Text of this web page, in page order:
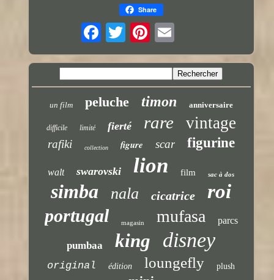
Share
un film peluche timon anniversaire
difficile limité fierté rare vintage
rafiki collection figure scar figurine
walt swarovski lion film sac à dos
simba nala cicatrice roi
portugal magasin mufasa parcs
pumbaa king disney
original édition loungefly plush